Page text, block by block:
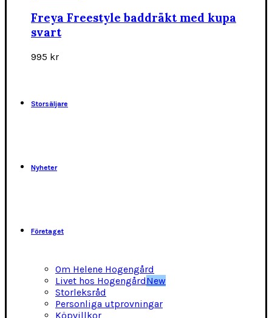
varianter.
Freya Freestyle baddräkt med kupa
svart
995 kr
Storsäljare
Nyheter
Företaget
Om Helene Hogengård
Livet hos HogengårdNew
Storleksråd
Personliga utprovningar
Köpvillkor